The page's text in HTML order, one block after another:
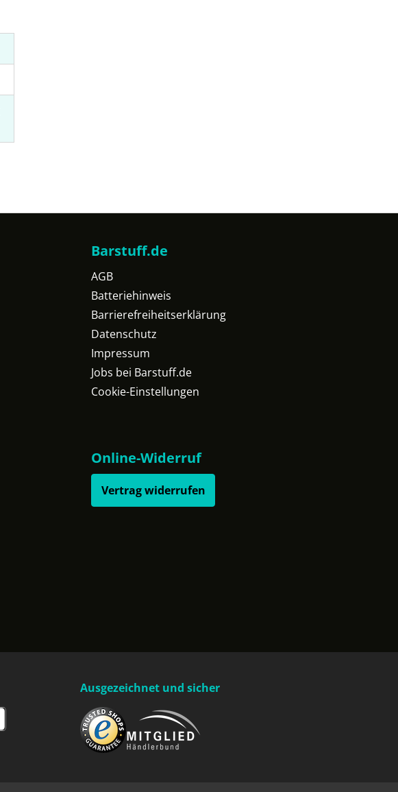
Barstuff.de
AGB
Batteriehinweis
Barrierefreiheitserklärung
Datenschutz
Impressum
Jobs bei Barstuff.de
Cookie-Einstellungen
Online-Widerruf
Vertrag widerrufen
Ausgezeichnet und sicher